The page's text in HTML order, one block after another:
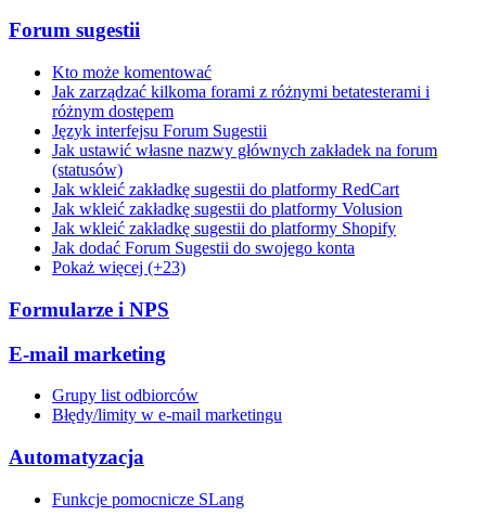
Forum sugestii
Kto może komentować
Jak zarządzać kilkoma forami z różnymi betatesterami i
różnym dostępem
Język interfejsu Forum Sugestii
Jak ustawić własne nazwy głównych zakładek na forum
(statusów)
Jak wkleić zakładkę sugestii do platformy RedCart
Jak wkleić zakładkę sugestii do platformy Volusion
Jak wkleić zakładkę sugestii do platformy Shopify
Jak dodać Forum Sugestii do swojego konta
Pokaż więcej (+23)
Formularze i NPS
E-mail marketing
Grupy list odbiorców
Błędy/limity w e-mail marketingu
Automatyzacja
Funkcje pomocnicze SLang